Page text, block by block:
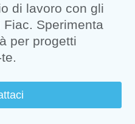
di lavoro con gli
Sperimenta
per progetti